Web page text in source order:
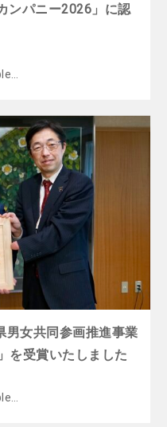
ンパニー2026」に認
男女共同参画推進事業
を受賞いたしました